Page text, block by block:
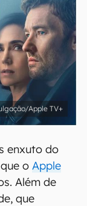
Apple TV+
enxuto do
o Apple
Além de
que